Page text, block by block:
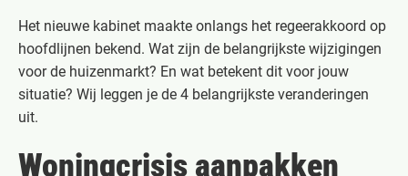
Het nieuwe kabinet maakte onlangs het regeerakkoord op
hoofdlijnen bekend. Wat zijn de belangrijkste wijzigingen
voor de huizenmarkt? En wat betekent dit voor jouw
situatie? Wij leggen je de 4 belangrijkste veranderingen
uit.
Woningcrisis aanpakken